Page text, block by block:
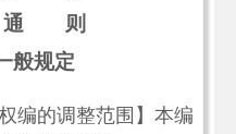
通 则
般规定
编的调整范围】本编